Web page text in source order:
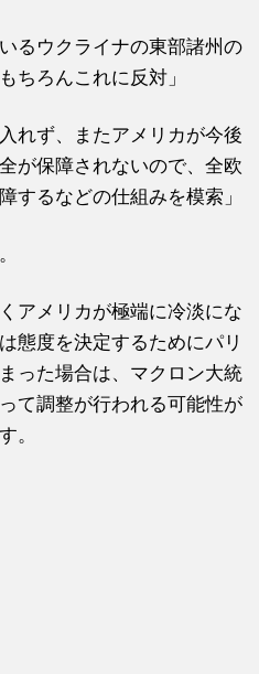
るウクライナの東部諸州の
ちろんこれに反対」
れず、またアメリカが今後
が保障されないので、全欧
するなどの仕組みを模索」
アメリカが極端に冷淡にな
態度を決定するためにパリ
った場合は、マクロン大統
て調整が行われる可能性が
。